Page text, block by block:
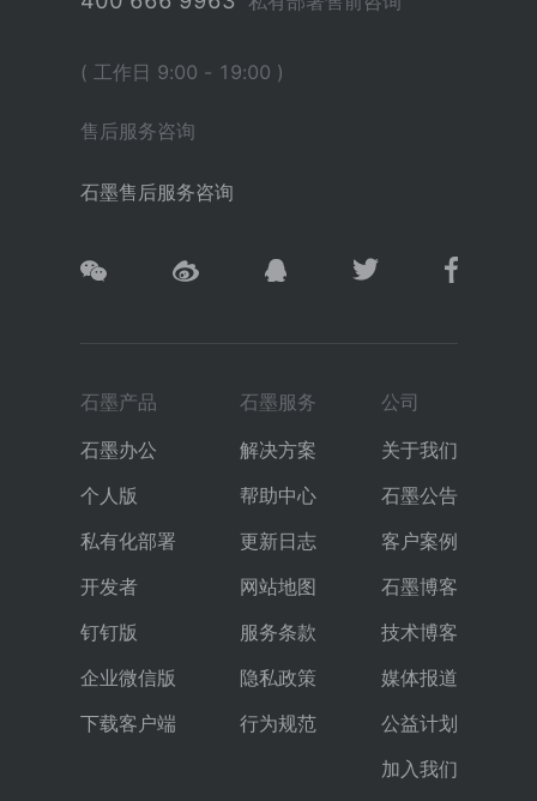
( 工作日 9:00 - 19:00 )
售后服务咨询
石墨售后服务咨询
石墨产品
石墨办公
个人版
私有化部署
开发者
钉钉版
企业微信版
下载客户端
石墨服务
解决方案
帮助中心
更新日志
网站地图
服务条款
隐私政策
行为规范
公司
关于我们
石墨公告
客户案例
石墨博客
技术博客
媒体报道
公益计划
加入我们